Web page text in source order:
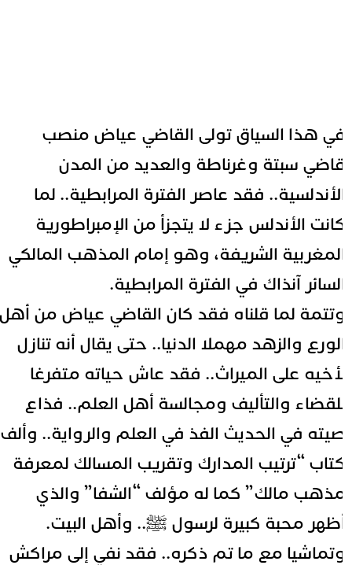
هذا السياق تولى القاضي عياض منصب
سبتة وغرناطة والعديد من المدن
فقد عاصر الفترة المرابطية.. لما
الأندلسجزء لا يتجزأ من الإمبراطورية
الشريفة، وهو إمام المذهب المالكي
آنذاك في الفترة المرابطية.
لما قلناه فقد كان القاضي عياض من أهل
والزهد مهملا الدنيا.. حتى يقال أنه تنازل
على الميراث.. فقد عاش حياته متفرغا
والتأليف ومجالسة أهل العلم.. فذاع
في الحديث الفذ في العلم والرواية.. وألف
“ترتيب المدارك وتقريب المسالك لمعرفة
مالك” كما له مؤلف “الشفا” والذي
محبة كبيرة لرسول ﷺ.. وأهل البيت.
مع ما تم ذكره.. فقد نفي إلى مراكش